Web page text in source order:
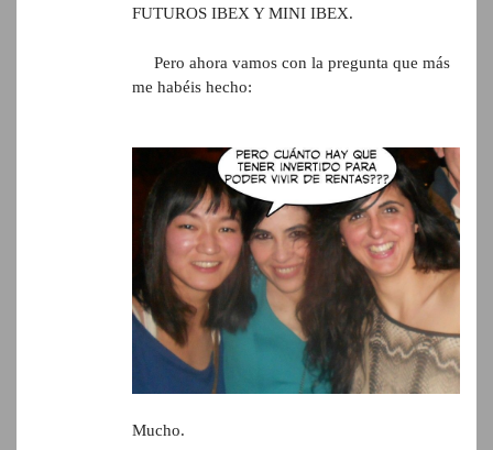
FUTUROS IBEX Y MINI IBEX.
Pero ahora vamos con la pregunta que más
me habéis hecho:
Mucho.